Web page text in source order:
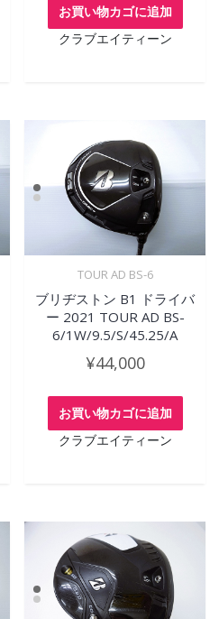
お買い物カゴに追加
クラブエイティーン
TOUR AD BS-6
ブリヂストン B1 ドライバ
ー 2021 TOUR AD BS-
6/1W/9.5/S/45.25/A
¥44,000
お買い物カゴに追加
クラブエイティーン